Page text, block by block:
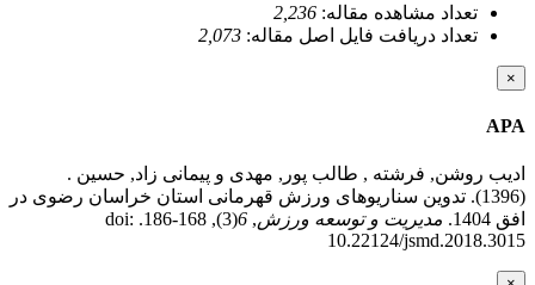
تعداد مشاهده مقاله: 2,236
تعداد دریافت فایل اصل مقاله: 2,073
×
APA
ادیب روشن, فرشته , طالب پور, مهدی و پیمانی زاد, حسین .
(1396). تدوین سناریوهای ورزش قهرمانی استان خراسان رضوی در
افق 1404.
مدیریت و توسعه ورزش,
6
(3), 168-186. doi:
10.22124/jsmd.2018.3015